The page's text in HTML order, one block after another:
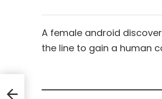
A female android
the line to gain a human